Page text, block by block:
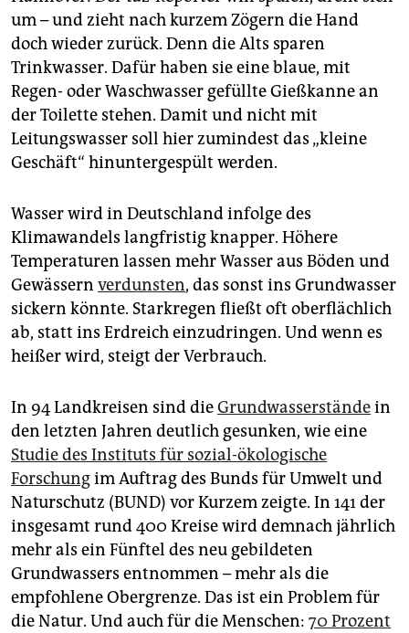
genossenschaft
epaper login
um – und zieht nach kurzem Zögern die Hand
doch wieder zurück. Denn die Alts sparen
Trinkwasser. Dafür haben sie eine blaue, mit
Regen- oder Waschwasser gefüllte Gießkanne an
der Toilette stehen. Damit und nicht mit
Leitungswasser soll hier zumindest das „kleine
Geschäft“ hinuntergespült werden.
Wasser wird in Deutschland infolge des
Klimawandels langfristig knapper. Höhere
Temperaturen lassen mehr Wasser aus Böden und
Gewässern verdunsten, das sonst ins Grundwasser
sickern könnte. Starkregen fließt oft oberflächlich
ab, statt ins Erdreich einzudringen. Und wenn es
heißer wird, steigt der Verbrauch.
In 94 Landkreisen sind dieGrundwasserständein
den letzten Jahren deutlich gesunken, wie eine
Studie des Instituts für sozial-ökologische
Forschungim Auftrag des Bunds für Umwelt und
Naturschutz (BUND) vor Kurzem zeigte. In 141 der
insgesamt rund 400 Kreise wird demnach jährlich
mehr als ein Fünftel des neu gebildeten
Grundwassers entnommen – mehr als die
empfohlene Obergrenze. Das ist ein Problem für
die Natur. Und auch für die Menschen: 70 Prozent